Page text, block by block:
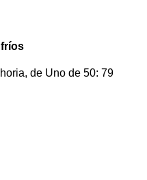
de Uno de 50: 79